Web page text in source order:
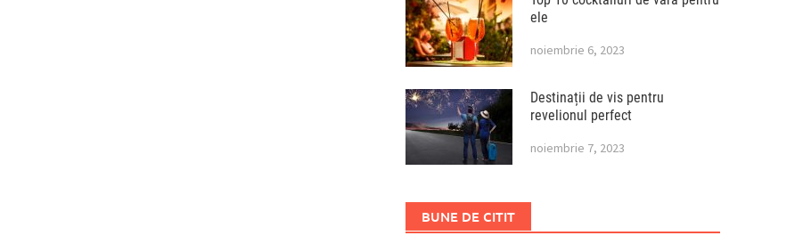
ele
noiembrie 6, 2023
Destinații de vis pentru
revelionul perfect
noiembrie 7, 2023
BUNE DE CITIT